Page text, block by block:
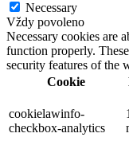
Necessary
Vždy povoleno
Necessary cookies are
function properly.
security features of the
Cookie
cookielawinfo-
checkbox-analytics